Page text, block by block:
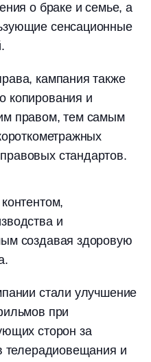
о браке и семье, а
сенсационные
кампания также
копирования и
правом, тем самым
стандартов.
и
создавая здоровую
стали улучшение
при
сторон за
телерадиовещания и